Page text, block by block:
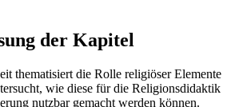
der Kapitel
thematisiert die Rolle religiöser Elemente
wie diese für die Religionsdidaktik
nutzbar gemacht werden können.